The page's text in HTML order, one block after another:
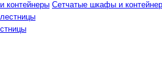
контейнеры Сетчатые шкафы и